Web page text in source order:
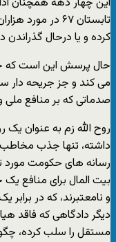
تابستان ۶۷ در
کرده و یا درحال
حال پرسش این است که
می کند و جز جریحه
صدماتی که بر منافع ملی
روح الله زم به عنوان یک
داشته، تنها جذب
رسانه های حکومت مورد
بیت المال برای منافع
و نامعتبرند، که در برابر
دیگر دادگاهی که فاقد
مستقل را سلب کرده،